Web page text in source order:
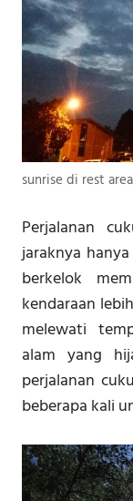
sunrise di rest
Perjalanan
jaraknya
berkelok
kendaraan
melewati
alam yang
perjalanan
beberapa kali